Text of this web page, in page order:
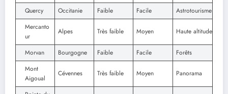
Quercy
Occitanie Faible Facile
Astrotourisme
Mercanto
ur
Alpes Très faible Moyen Haute altitude
Morvan Bourgogne Faible Facile
Forêts
Mont
Aigoual
Cévennes Très faible Moyen Panorama